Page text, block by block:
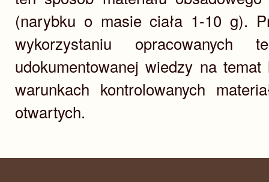
(narybku o masie ciała 1-10 g).
wykorzystaniu opracowanych
udokumentowanej wiedzy na
warunkach kontrolowanych
otwartych.